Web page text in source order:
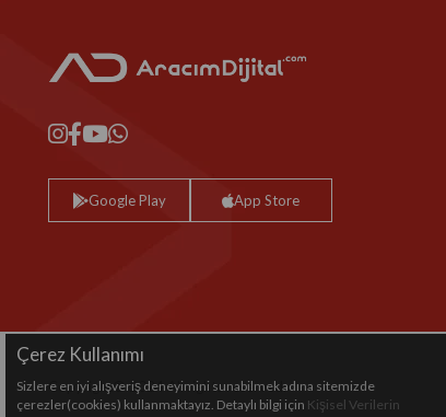
Google Play App Store
Copyright© 2024 All rights reserved.
Çerez Kullanımı
Sizlere en iyi alışveriş deneyimini sunabilmek adına sitemizde
çerezler(cookies) kullanmaktayız. Detaylı bilgi için Kişisel Verilerin